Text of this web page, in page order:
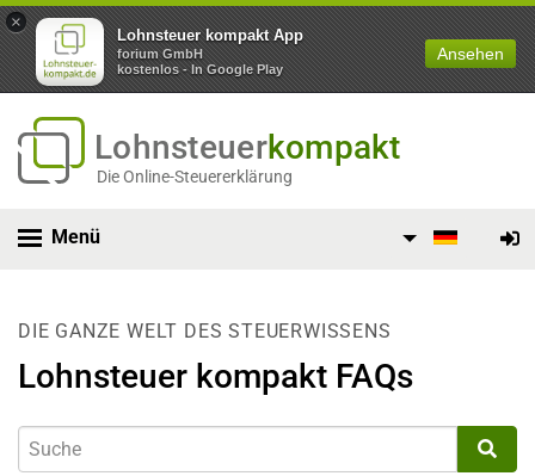
×
Lohnsteuer kompakt App
forium GmbH
kostenlos - In Google Play
Ansehen
Lohnsteuerkompakt
Die Online-Steuererklärung
Menü
DIE GANZE WELT DES STEUERWISSENS
Lohnsteuer kompakt FAQs